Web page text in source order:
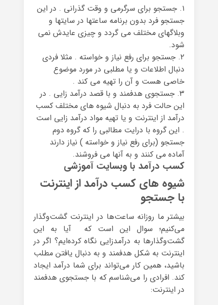
۱. جستجو برای سرگرمی و وقت گذرانی . در این
جستجو فرد بدون برنامه ساعتها در سایتها و
وبلاگهای مختلف می گردد و چیزی عایدش نمی
شود.
۲. جستجو برای رفع نیاز و خواسته . مثلا فردی
دنبال اطلاعات و یا مطلبی در مورد موضوع
خاصی هست و آن را تهیه می کند .
۳. جستجوی هدفمند و با قصد درآمد زایی . در
این حالت فرد به دنبال شیوه های مختلف کسب
درآمد از اینترنت و یا تهیه مواد درآمد زایی است
. این گروه با درایت مطالبی را که گروه دوم
جستجو (برای رفع نیاز و خواسته ) نیاز دارند
آماده می کنند و به آنها می فروشند.
کسب درآمد با وبسایت آموزشی
شیوه های کسب درآمد از اینترنت
با جستجو
بیشتر ما روزانه ساعت‌ها در اینترنت گشت‌وگذار
می‌کنیم؛ سوال این است که آیا به این
گشت‌وگذارها به درآمدزایی نگاه کرده‌ایم؟ اگر در
اینترنت به شکل هدفمند و به دنبال یافتن مطلب
باشید، همین کار می‌تواند برای شما درآمد ایجاد
کند. افرادی را می‌شناسم که با جستجوی هدفمند
در اینترنت: